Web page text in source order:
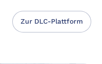
Zur DLC-Plattform